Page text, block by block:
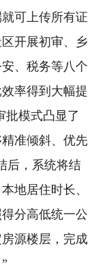
可上传所有证
开展初审、乡
、税务等八个
率得到大幅提
批模式凸显了
准倾斜、优先
后，系统将结
地居住时长、
分高低统一公
源楼层，完成